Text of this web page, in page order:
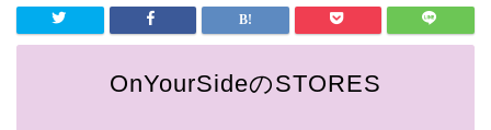
OnYourSideのSTORES